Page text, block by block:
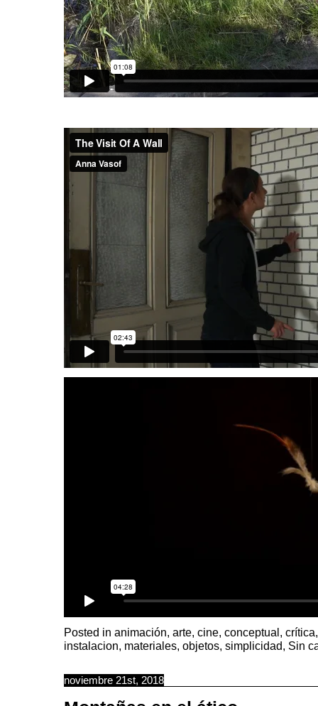
Posted in animación, arte, cine, conceptual, crítica
instalacion, materiales, objetos, simplicidad, Sin
noviembre 21st, 2018